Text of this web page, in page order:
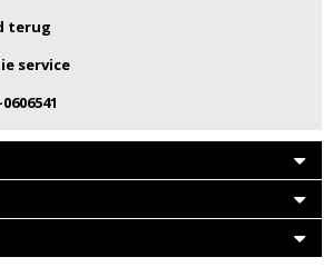
terug
service